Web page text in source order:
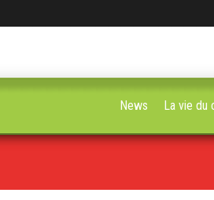
News La vie du